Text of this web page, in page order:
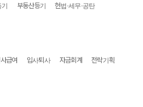
기 부동산등기
헌법·세무·공탄
급여 입사퇴사 자금회계
전략기획